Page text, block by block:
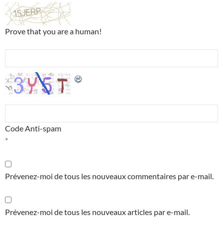
Prove that you are a human!
Code Anti-spam
*
Prévenez-moi de tous les nouveaux commentaires par e-mail.
Prévenez-moi de tous les nouveaux articles par e-mail.